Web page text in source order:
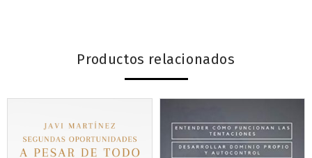
Productos relacionados